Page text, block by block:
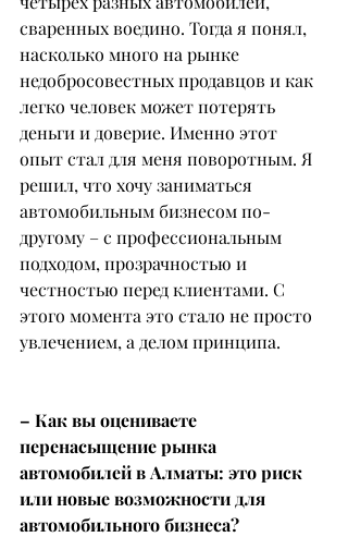
сваренных воедино. Тогда я понял,
насколько много на рынке
недобросовестных продавцов и как
легко человек может потерять
деньги и доверие. Именно этот
опыт стал для меня поворотным. Я
решил, что хочу заниматься
автомобильным бизнесом по-
другому – с профессиональным
подходом, прозрачностью и
честностью перед клиентами. С
этого момента это стало не просто
увлечением, а делом принципа.
– Как вы оцениваете
перенасыщение рынка
автомобилей в Алматы: это риск
или новые возможности для
автомобильного бизнеса?